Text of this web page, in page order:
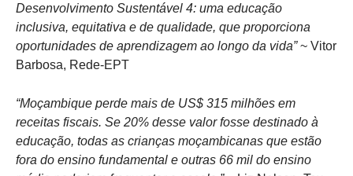
Desenvolvimento Sustentável 4: uma educação
inclusiva, equitativa e de qualidade, que proporciona
oportunidades de aprendizagem ao longo da vida”~ Vitor
Barbosa, Rede-EPT
“Moçambique perde mais de US$ 315 milhões em
receitas fiscais. Se 20% desse valor fosse destinado à
educação, todas as crianças moçambicanas que estão
fora do ensino fundamental e outras 66 mil do ensino